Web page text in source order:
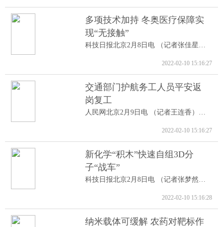
多项技术加持 冬奥医疗保障实
现“无接触”
2022-02-10 15:16:27
交通部门护航务工人员平安返
岗复工
2022-02-10 15:16:27
新化学“积木”快速自组3D分
子“战车”
2022-02-10 15:16:28
纳米载体可缓解 农药对靶标作